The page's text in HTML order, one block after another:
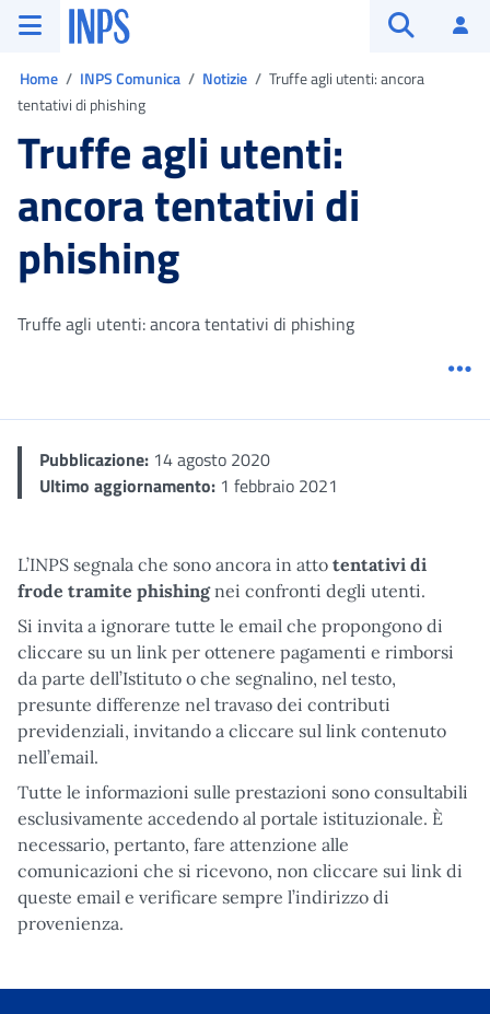
Vai al menu principale
Vai al contenuto principale
Vai al pie' di pagina
INPS ()
Home INPS Comunica Notizie
Truffe agli utenti: ancora
tentativi di phishing
Truffe agli utenti:
ancora tentativi di
phishing
Truffe agli utenti: ancora tentativi di phishing
Pubblicazione: 14 agosto 2020
Ultimo aggiornamento: 1 febbraio 2021
L’INPS segnala che sono ancora in atto tentativi di
frode tramite phishingnei confronti degli utenti.
Si invita a ignorare tutte le email che propongono di
cliccare su un link per ottenere pagamenti e rimborsi
da parte dell’Istituto o che segnalino, nel testo,
presunte differenze nel travaso dei contributi
previdenziali, invitando a cliccare sul link contenuto
nell’email.
Tutte le informazioni sulle prestazioni sono consultabili
esclusivamente accedendo al portale istituzionale. È
necessario, pertanto, fare attenzione alle
comunicazioni che si ricevono, non cliccare sui link di
queste email e verificare sempre l’indirizzo di
provenienza.